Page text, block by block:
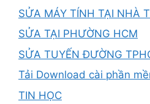
SỬA MÁY TÍNH TẠI NHÀ
SỬA TẠI PHƯỜNG HCM
SỬA TUYẾN ĐƯỜNG
Tải Download cài phần
TIN HỌC